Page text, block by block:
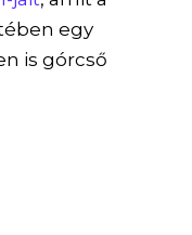
egy
is górcső